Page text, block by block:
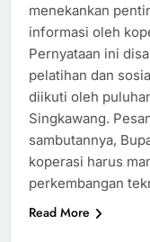
menekankan
informasi oleh
Pernyataan ini
pelatihan dan
diikuti oleh
Singkawang.
sambutannya,
koperasi harus
perkembangan
Read More